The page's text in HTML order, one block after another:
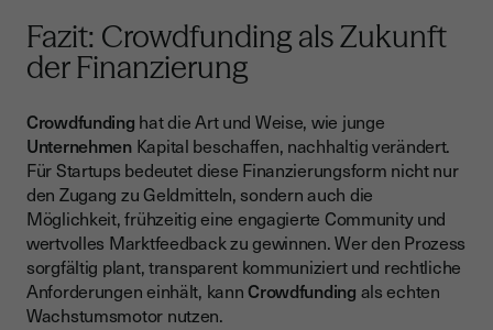
Fazit: Crowdfunding als Zukunft
der Finanzierung
Crowdfunding hat die Art und Weise, wie junge
UnternehmenKapital beschaffen, nachhaltig verändert.
Für Startups bedeutet diese Finanzierungsform nicht nur
den Zugang zu Geldmitteln, sondern auch die
Möglichkeit, frühzeitig eine engagierte Community und
wertvolles Marktfeedback zu gewinnen. Wer den Prozess
sorgfältig plant, transparent kommuniziert und rechtliche
Anforderungen einhält, kannCrowdfunding als echten
Wachstumsmotor nutzen.